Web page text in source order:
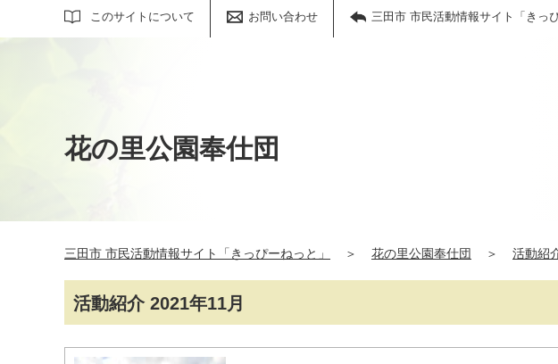
このサイトについて お問い合わせ 三田市 市民活動情報サイト「きっ
サイト内検索
花の里公園奉仕団
三田市 市民活動情報サイト「きっぴーねっと」 ＞ 花の里公園奉仕団 ＞ 活動紹
活動紹介 2021年11月